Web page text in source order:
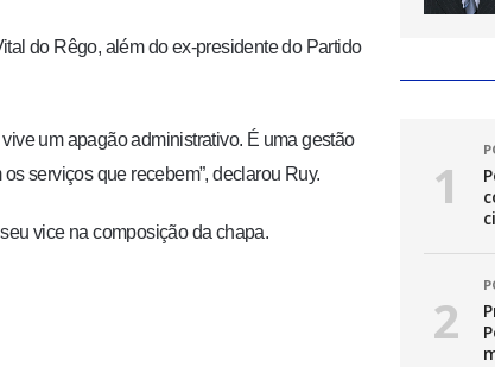
do Rêgo, além do ex-presidente do Partido
um apagão administrativo. É uma gestão
serviços que recebem”, declarou Ruy.
vice na composição da chapa.